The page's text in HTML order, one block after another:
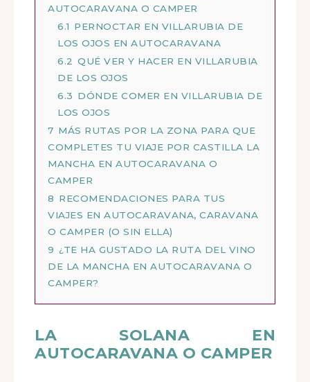
AUTOCARAVANA O CAMPER
6.1 PERNOCTAR EN VILLARUBIA DE
LOS OJOS EN AUTOCARAVANA
6.2 QUÉ VER Y HACER EN VILLARUBIA
DE LOS OJOS
6.3 DÓNDE COMER EN VILLARUBIA DE
LOS OJOS
7 MÁS RUTAS POR LA ZONA PARA QUE
COMPLETES TU VIAJE POR CASTILLA LA
MANCHA EN AUTOCARAVANA O
CAMPER
8 RECOMENDACIONES PARA TUS
VIAJES EN AUTOCARAVANA, CARAVANA
O CAMPER (O SIN ELLA)
9 ¿TE HA GUSTADO LA RUTA DEL VINO
DE LA MANCHA EN AUTOCARAVANA O
CAMPER?
LA SOLANA EN
AUTOCARAVANA O CAMPER